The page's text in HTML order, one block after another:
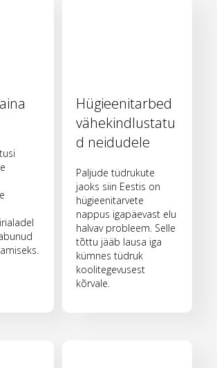
Hügieenitarbed
vähekindlustatu
d neidudele
Paljude tüdrukute
jaoks siin Eestis on
hügieenitarvete
nappus igapäevast elu
halvav probleem. Selle
tõttu jääb lausa iga
kümnes tüdruk
koolitegevusest
kõrvale.